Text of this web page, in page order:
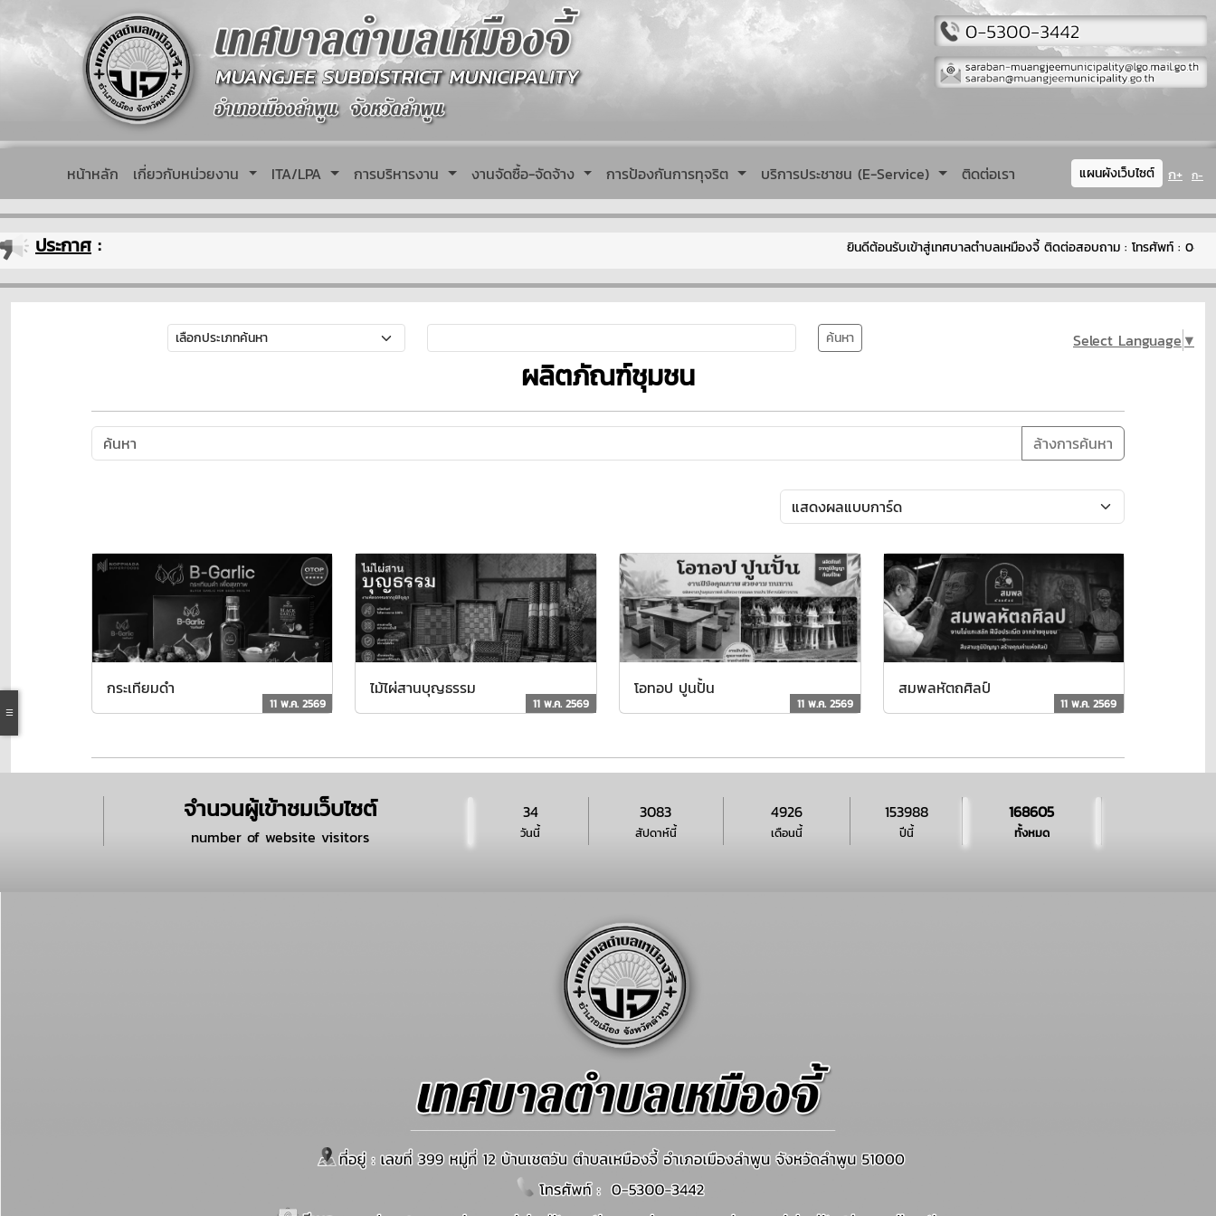
หน้าหลัก เกี่ยวกับหน่วยงาน ITA/LPA การบริหารงาน งานจัดซื้อ-จัดจ้าง การป้องกันการทุจริต บริการประชาชน (E-Service) ติดต่อเรา แผนผังเว็บไซต์ ก+ ก-
ประกาศ : ยินดีต้อนรับเข้าสู่เทศบาลตำบลเหมืองจี้ ติดต่อสอบถาม : โทรศัพท์ : 0-
ค้นหา Select Language ▼
ผลิตภัณฑ์ชุมชน
ล้างการค้นหา
กระเทียมดำ
11 พ.ค. 2569
ไม้ไผ่สานบุญธรรม
11 พ.ค. 2569
โอทอป ปูนปั้น
11 พ.ค. 2569
สมพลหัตถศิลป์
11 พ.ค. 2569
จำนวนผู้เข้าชมเว็บไซต์
number of website visitors วันนี้
34
สัปดาห์นี้
3083
เดือนนี้
4926
ปีนี้
153988
ทั้งหมด
168605